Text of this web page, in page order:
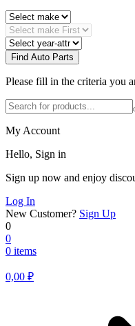
Find Auto Parts
Please fill in the criteria you
My Account
Hello, Sign in
Sign up now and enjoy
Log In
New Customer? Sign Up
0
0
0 items
0,00 ₽